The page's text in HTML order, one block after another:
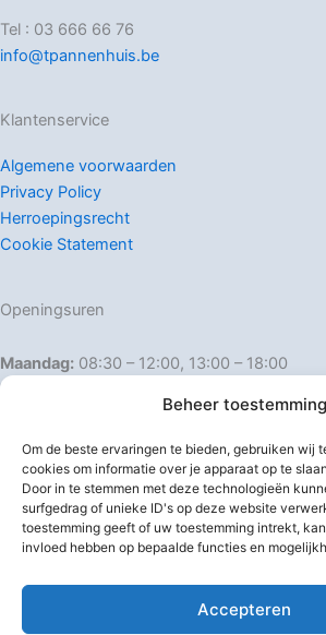
Beheer toestemming
Om de beste ervaringen te bieden, gebruiken wij
cookies om informatie over je apparaat op te
Door in te stemmen met deze technologieën
surfgedrag of unieke ID's op deze website
toestemming geeft of uw toestemming intrekt,
invloed hebben op bepaalde functies en
Accepteren
Tel : 03 666 66 76
info@tpannenhuis.be
Klantenservice
Algemene voorwaarden
Privacy Policy
Herroepingsrecht
Cookie Statement
Openingsuren
Maandag: 08:30 – 12:00, 13:00 – 18:00
Dinsdag:
08:30 – 12:00, 13:00 – 18:00
Donderdag: 08:30 – 12:00, 13:00 – 18:00
Vrijdag: 08:30 – 12:00, 13:00 – 18:00
Zaterdag: 08:30 – 16:00
Zondag: Gesloten